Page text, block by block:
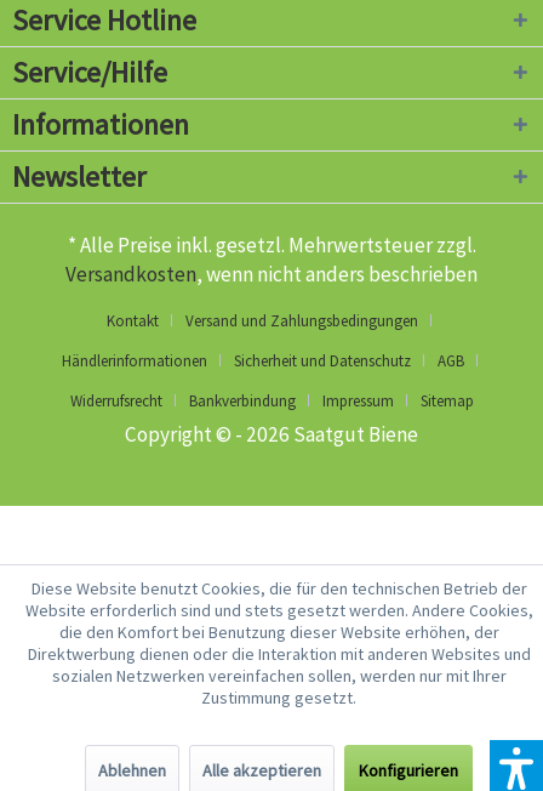
Service Hotline
Service/Hilfe
Informationen
Newsletter
* Alle Preise inkl. gesetzl. Mehrwertsteuer zzgl.
Versandkosten, wenn nicht anders beschrieben
Kontakt
Versand und Zahlungsbedingungen
Händlerinformationen
Sicherheit und Datenschutz
AGB
Widerrufsrecht
Bankverbindung Impressum Sitemap
Copyright © - 2026 Saatgut Biene
Diese Website benutzt Cookies, die für den technischen Betrieb der
Website erforderlich sind und stets gesetzt werden. Andere Cookies,
die den Komfort bei Benutzung dieser Website erhöhen, der
Direktwerbung dienen oder die Interaktion mit anderen Websites und
sozialen Netzwerken vereinfachen sollen, werden nur mit Ihrer
Zustimmung gesetzt.
Ablehnen Alle akzeptieren Konfigurieren